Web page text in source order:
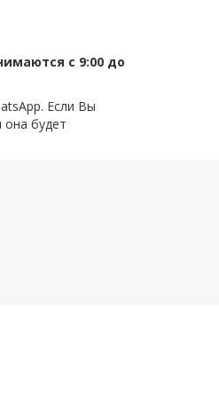
с 9:00 до
Если Вы
она будет